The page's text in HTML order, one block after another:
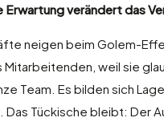
Erwartung verändert das
neigen beim Golem-
Mitarbeitenden, weil sie
Team. Es bilden sich
Tückische bleibt: Der